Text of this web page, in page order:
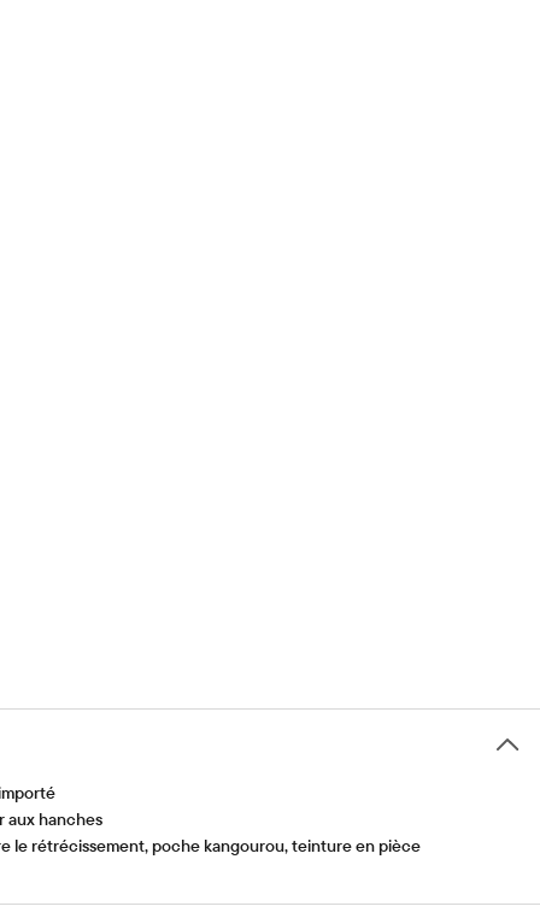
aux hanches
le rétrécissement, poche kangourou, teinture en pièce